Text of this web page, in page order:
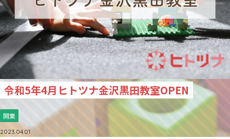
お問い合せ・資料請求
令和5年4月ヒトツナ金沢黒田教室OPEN
開業
2023.04.01